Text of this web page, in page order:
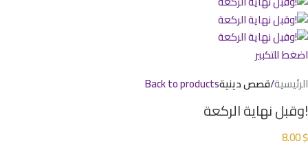
اضغط للتكبير
الرئيسية قصص دينيةBack to products
!وقبل نهاية الركعة
8.00$